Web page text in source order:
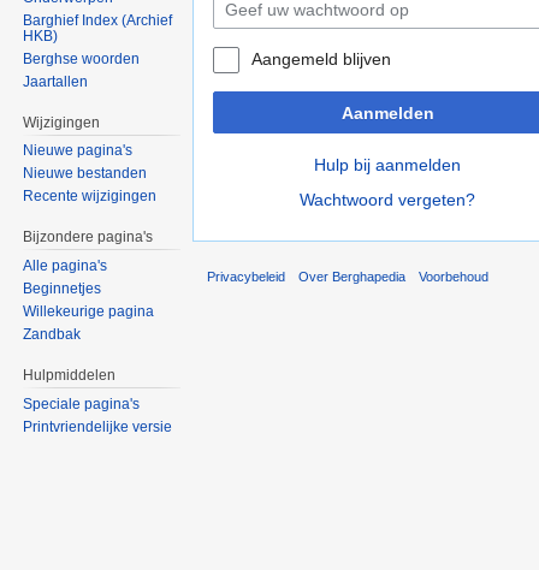
Aangemeld blijven
Aanmelden
Hulp bij aanmelden
Wachtwoord vergeten?
Barghief Index (Archief
HKB)
Berghse woorden
Jaartallen
Wijzigingen
Nieuwe pagina's
Nieuwe bestanden
Recente wijzigingen
Bijzondere pagina's
Alle pagina's
Beginnetjes
Willekeurige pagina
Zandbak
Hulpmiddelen
Speciale pagina's
Printvriendelijke versie
Privacybeleid Over Berghapedia Voorbehoud